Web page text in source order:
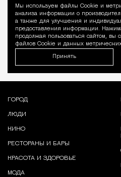
Мы используем файлы Сookie и
анализа информации о
а также для улучшения и
предоставления информации.
продолжая пользоваться сайтом, вы
файлов Cookie и данных
Принять
ГОРОД
ЛЮДИ
КИНО
РЕСТОРАНЫ И БАРЫ
КРАСОТА И ЗДОРОВЬЕ
МОДА